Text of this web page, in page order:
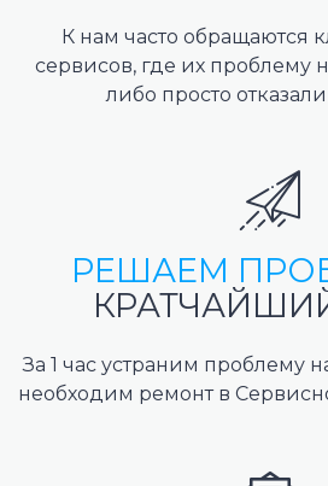
К нам часто обращаются
сервисов, где их проблему
либо просто
РЕШАЕМ
За 1 час устраним проблему
необходим ремонт в